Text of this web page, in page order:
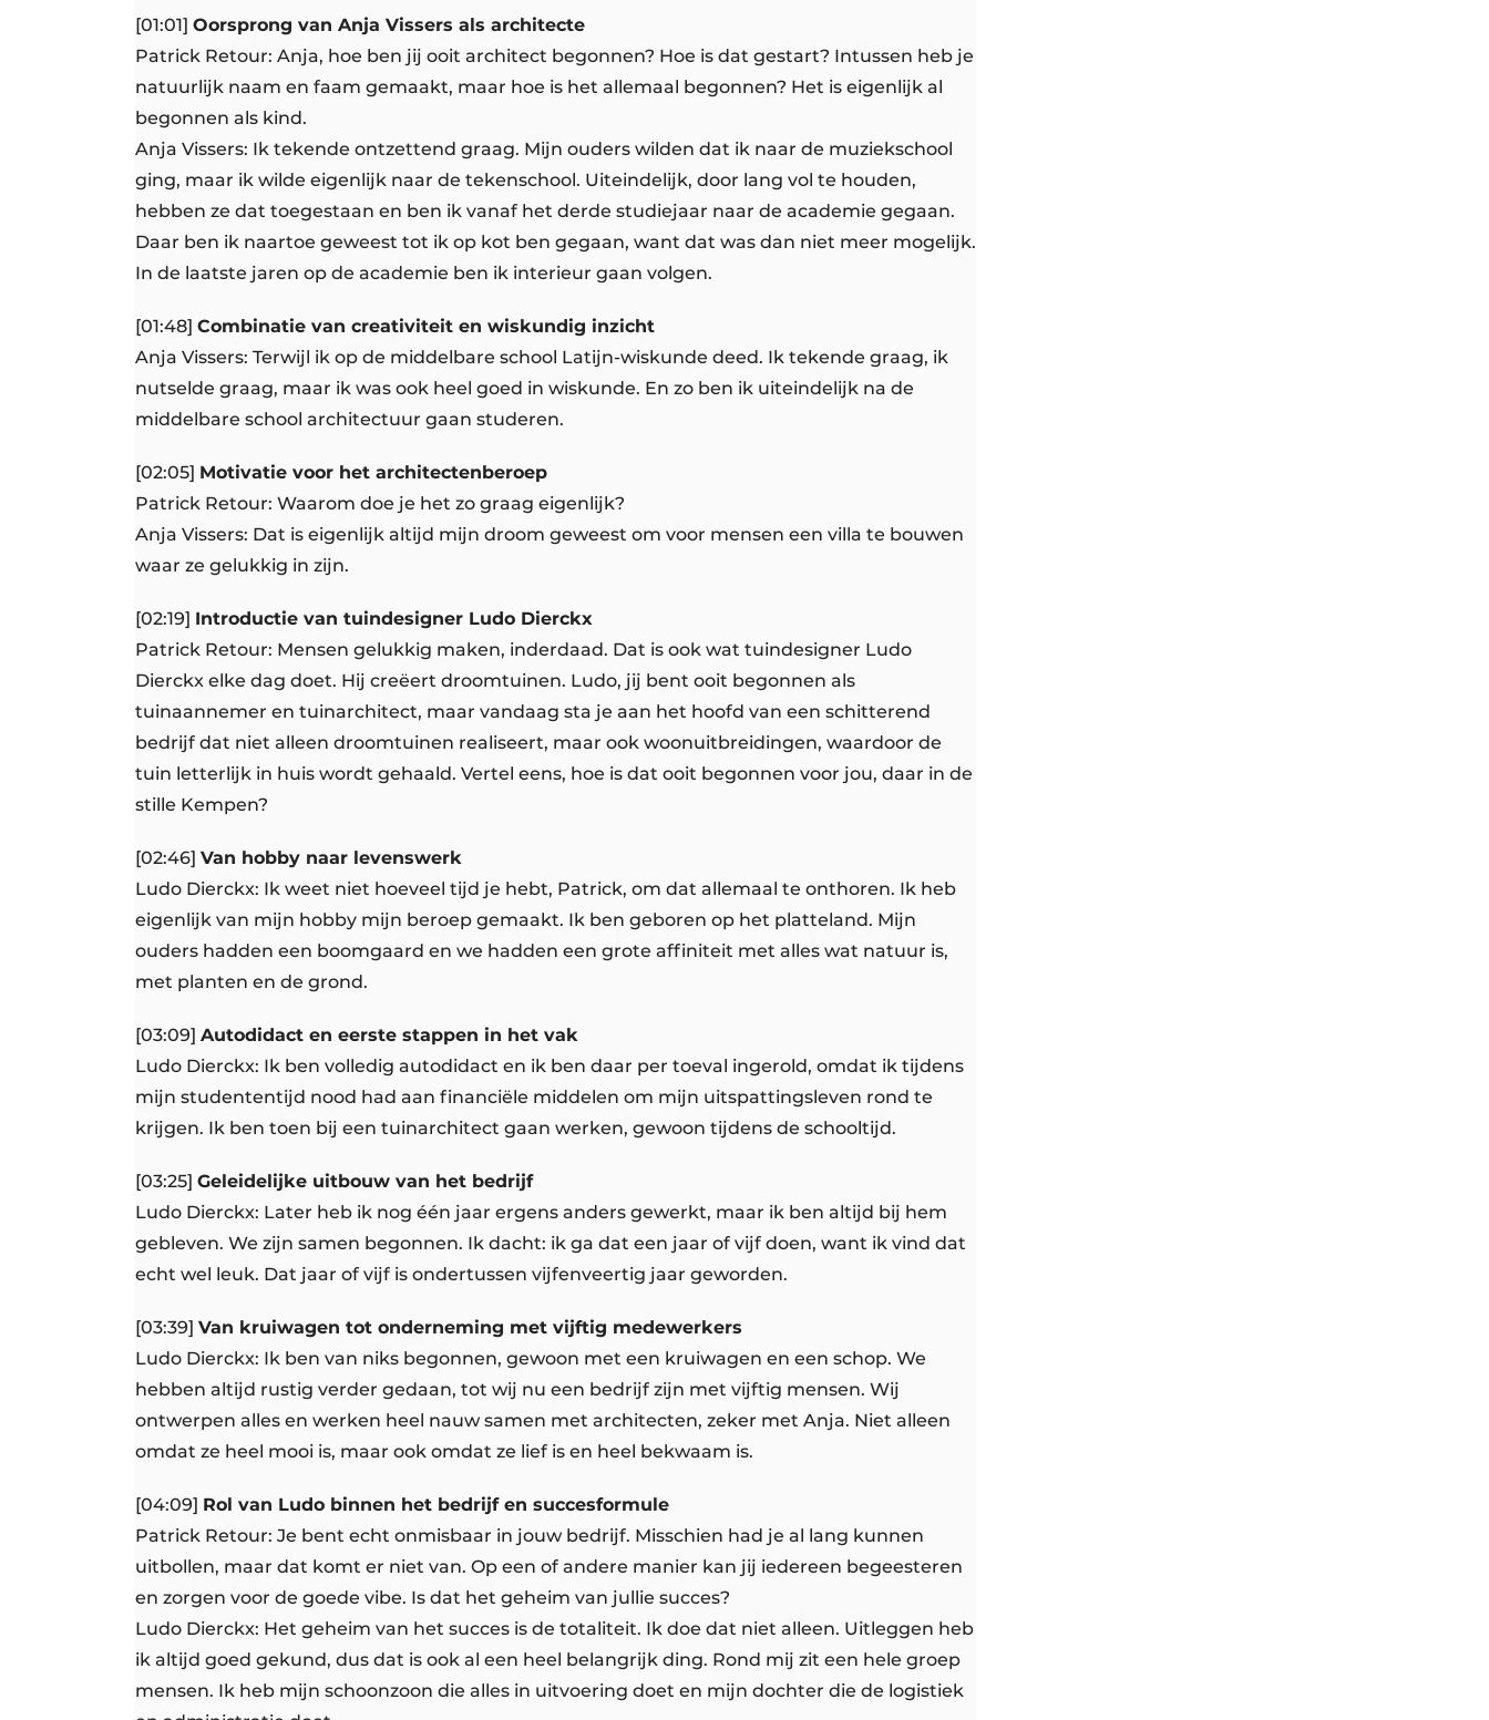
[01:01] Oorsprong van Anja Vissers als architecte
Patrick Retour: Anja, hoe ben jij ooit architect begonnen? Hoe is dat gestart? Intussen heb je
natuurlijk naam en faam gemaakt, maar hoe is het allemaal begonnen? Het is eigenlijk al
begonnen als kind.
Anja Vissers: Ik tekende ontzettend graag. Mijn ouders wilden dat ik naar de muziekschool
ging, maar ik wilde eigenlijk naar de tekenschool. Uiteindelijk, door lang vol te houden,
hebben ze dat toegestaan en ben ik vanaf het derde studiejaar naar de academie gegaan.
Daar ben ik naartoe geweest tot ik op kot ben gegaan, want dat was dan niet meer mogelijk.
In de laatste jaren op de academie ben ik interieur gaan volgen.
[01:48] Combinatie van creativiteit en wiskundig inzicht
Anja Vissers: Terwijl ik op de middelbare school Latijn-wiskunde deed. Ik tekende graag, ik
nutselde graag, maar ik was ook heel goed in wiskunde. En zo ben ik uiteindelijk na de
middelbare school architectuur gaan studeren.
[02:05] Motivatie voor het architectenberoep
Patrick Retour: Waarom doe je het zo graag eigenlijk?
Anja Vissers: Dat is eigenlijk altijd mijn droom geweest om voor mensen een villa te bouwen
waar ze gelukkig in zijn.
[02:19] Introductie van tuindesigner Ludo Dierckx
Patrick Retour: Mensen gelukkig maken, inderdaad. Dat is ook wat tuindesigner Ludo
Dierckx elke dag doet. Hij creëert droomtuinen. Ludo, jij bent ooit begonnen als
tuinaannemer en tuinarchitect, maar vandaag sta je aan het hoofd van een schitterend
bedrijf dat niet alleen droomtuinen realiseert, maar ook woonuitbreidingen, waardoor de
tuin letterlijk in huis wordt gehaald. Vertel eens, hoe is dat ooit begonnen voor jou, daar in de
stille Kempen?
[02:46] Van hobby naar levenswerk
Ludo Dierckx: Ik weet niet hoeveel tijd je hebt, Patrick, om dat allemaal te onthoren. Ik heb
eigenlijk van mijn hobby mijn beroep gemaakt. Ik ben geboren op het platteland. Mijn
ouders hadden een boomgaard en we hadden een grote affiniteit met alles wat natuur is,
met planten en de grond.
[03:09] Autodidact en eerste stappen in het vak
Ludo Dierckx: Ik ben volledig autodidact en ik ben daar per toeval ingerold, omdat ik tijdens
mijn studententijd nood had aan financiële middelen om mijn uitspattingsleven rond te
krijgen. Ik ben toen bij een tuinarchitect gaan werken, gewoon tijdens de schooltijd.
[03:25] Geleidelijke uitbouw van het bedrijf
Ludo Dierckx: Later heb ik nog één jaar ergens anders gewerkt, maar ik ben altijd bij hem
gebleven. We zijn samen begonnen. Ik dacht: ik ga dat een jaar of vijf doen, want ik vind dat
echt wel leuk. Dat jaar of vijf is ondertussen vijfenveertig jaar geworden.
[03:39] Van kruiwagen tot onderneming met vijftig medewerkers
Ludo Dierckx: Ik ben van niks begonnen, gewoon met een kruiwagen en een schop. We
hebben altijd rustig verder gedaan, tot wij nu een bedrijf zijn met vijftig mensen. Wij
ontwerpen alles en werken heel nauw samen met architecten, zeker met Anja. Niet alleen
omdat ze heel mooi is, maar ook omdat ze lief is en heel bekwaam is.
[04:09] Rol van Ludo binnen het bedrijf en succesformule
Patrick Retour: Je bent echt onmisbaar in jouw bedrijf. Misschien had je al lang kunnen
uitbollen, maar dat komt er niet van. Op een of andere manier kan jij iedereen begeesteren
en zorgen voor de goede vibe. Is dat het geheim van jullie succes?
Ludo Dierckx: Het geheim van het succes is de totaliteit. Ik doe dat niet alleen. Uitleggen heb
ik altijd goed gekund, dus dat is ook al een heel belangrijk ding. Rond mij zit een hele groep
mensen. Ik heb mijn schoonzoon die alles in uitvoering doet en mijn dochter die de logistiek